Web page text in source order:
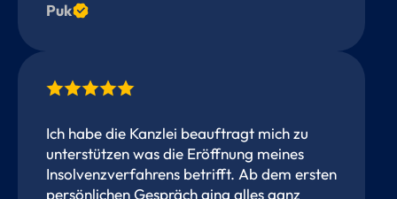
Puk
Ich habe die Kanzlei beauftragt mich zu
unterstützen was die Eröffnung meines
Insolvenzverfahrens betrifft. Ab dem ersten
persönlichen Gespräch ging alles ganz